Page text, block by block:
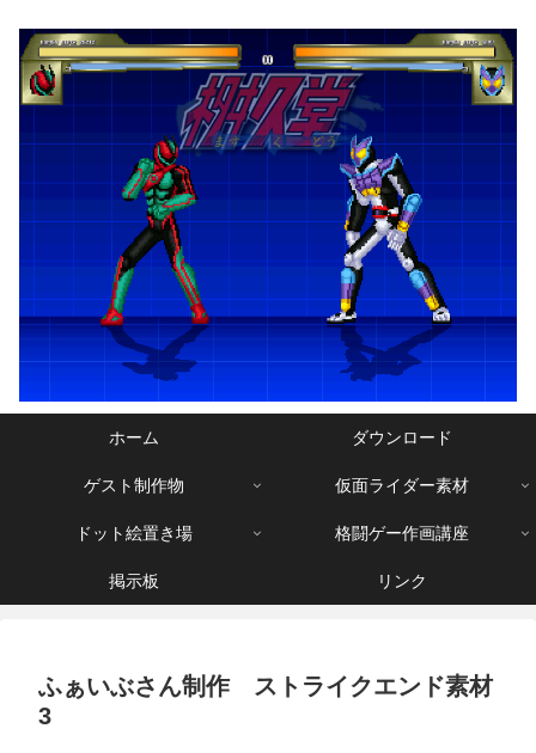
ホーム ダウンロード
ゲスト制作物 仮面ライダー素材
ドット絵置き場 格闘ゲー作画講座
掲示板 リンク
ふぁいぶさん制作 ストライクエンド素材
3